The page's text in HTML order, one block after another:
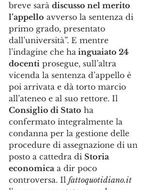
breve sarà discusso nel merito
l’appello avverso la sentenza di
primo grado, presentato
dall’università”. E mentre
l’indagine che ha inguaiato 24
docenti prosegue, sull’altra
vicenda la sentenza d’appello è
poi arrivata e dà torto marcio
all’ateneo e al suo rettore. Il
Consiglio di Stato ha
confermato integralmente la
condanna per la gestione delle
procedure di assegnazione di un
posto a cattedra di Storia
economica a dir poco
controversa. Il fattoquotidiano.it